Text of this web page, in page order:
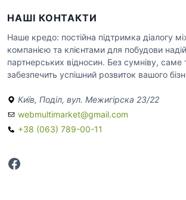
НАШІ КОНТАКТИ
Наше кредо: постійна підтримка діалогу
компанією та клієнтами для побудови
партнерських відносин. Без сумніву, саме
забезпечить успішний розвиток вашого
Київ, Поділ, вул. Межигірска 23/22
webmultimarket@gmail.com
+38 (063) 789-00-11
Facebook